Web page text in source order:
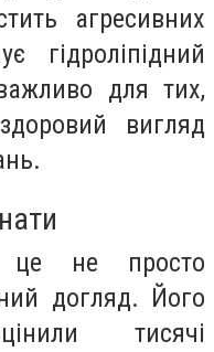
агресивних
для тих,
вигляд
це не просто
догляд. Його
тисячі